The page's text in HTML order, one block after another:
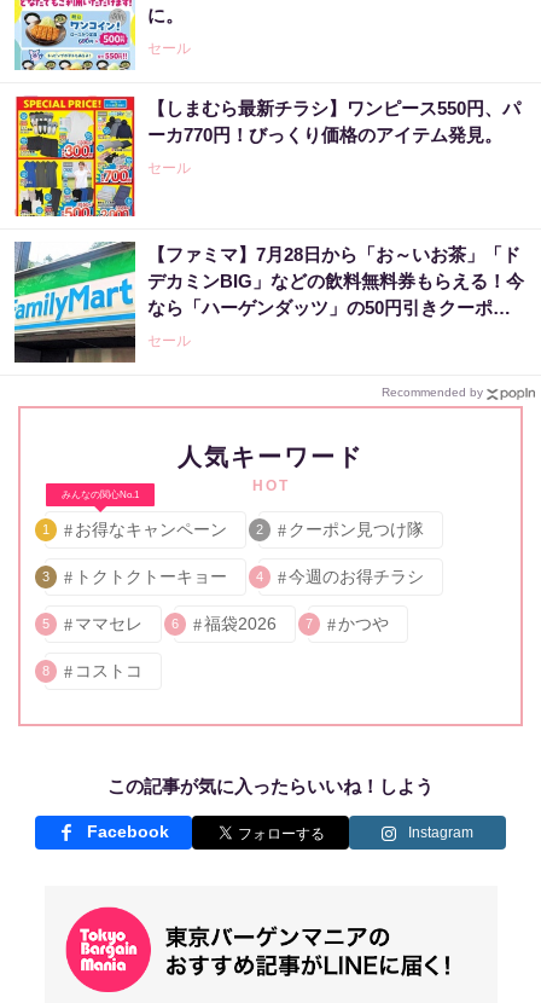
に。
セール
【しまむら最新チラシ】ワンピース550円、パ
ーカ770円！びっくり価格のアイテム発見。
セール
【ファミマ】7月28日から「お～いお茶」「ド
デカミンBIG」などの飲料無料券もらえる！今
なら「ハーゲンダッツ」の50円引きクーポン
も。
セール
Recommended by
人気キーワード
HOT
みんなの関心No.1
1 お得なキャンペーン 2 クーポン見つけ隊
3 トクトクトーキョー 4 今週のお得チラシ
5 ママセレ 6 福袋2026 7 かつや
8 コストコ
この記事が気に入ったらいいね！しよう
Facebook Instagram